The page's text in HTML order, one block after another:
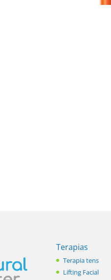
Terapias
Terapia tens
Lifting Facial